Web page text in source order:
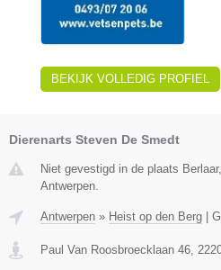
BEKIJK VOLLEDIG PROFIEL
Dierenarts Steven De Smedt
Niet gevestigd in de plaats
Antwerpen.
Antwerpen » Heist op den Berg
Paul Van Roosbroecklaan 46